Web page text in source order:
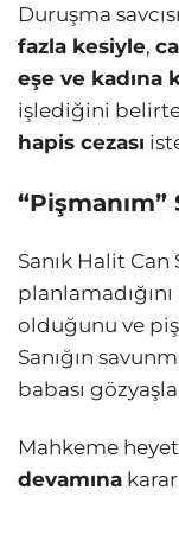
Duruşma
fazla kesiyle,
eşe ve kadına
işlediğini
hapis cezası
“Pişmanım”
Sanık Halit
olduğunu ve
Sanığın
babası
Mahkeme
devamına